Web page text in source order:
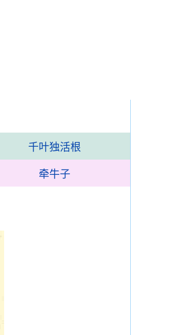
千叶独活根
牵牛子